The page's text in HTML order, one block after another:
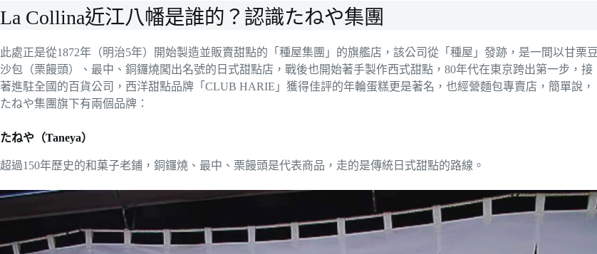
La Collina近江八幡是誰的？認識たねや集團
此處正是從1872年（明治5年）開始製造並販賣甜點的「種屋集團」的旗艦店，該公司從「種屋」發跡，是一間以甘栗豆
沙包（栗饅頭）、最中、銅鑼燒闖出名號的日式甜點店，戰後也開始著手製作西式甜點，80年代在東京跨出第一步，接
著進駐全國的百貨公司，西洋甜點品牌「CLUB HARIE」獲得佳評的年輪蛋糕更是著名，也經營麵包專賣店，簡單說，
たねや集團旗下有兩個品牌：
たねや（Taneya）
超過150年歷史的和菓子老鋪，銅鑼燒、最中、栗饅頭是代表商品，走的是傳統日式甜點的路線。